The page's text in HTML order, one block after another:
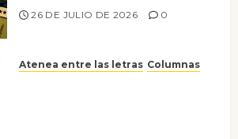
26 DE JULIO DE 2026 0
Atenea entre las letras Columnas